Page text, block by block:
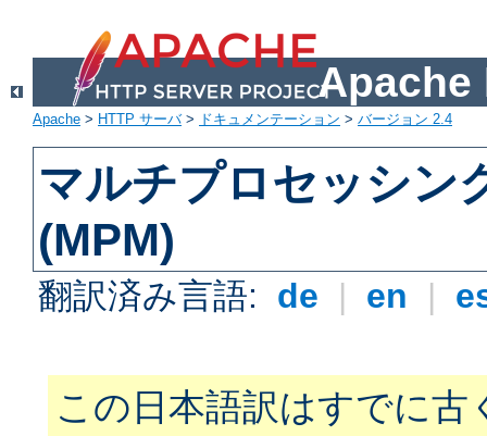
Apache
Apache > HTTP サーバ> ドキュメンテーション > バージョン 2.4
マルチプロセッシン
(MPM)
翻訳済み言語: de | en |
この日本語訳はすでに古